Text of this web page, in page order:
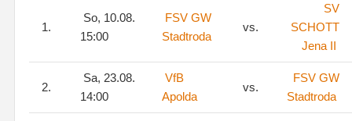
1.
So, 10.08.
15:00
FSV GW
Stadtroda
vs.
SV
SCHOTT
Jena II
2.
Sa, 23.08.
14:00
VfB
Apolda
vs.
FSV GW
Stadtroda